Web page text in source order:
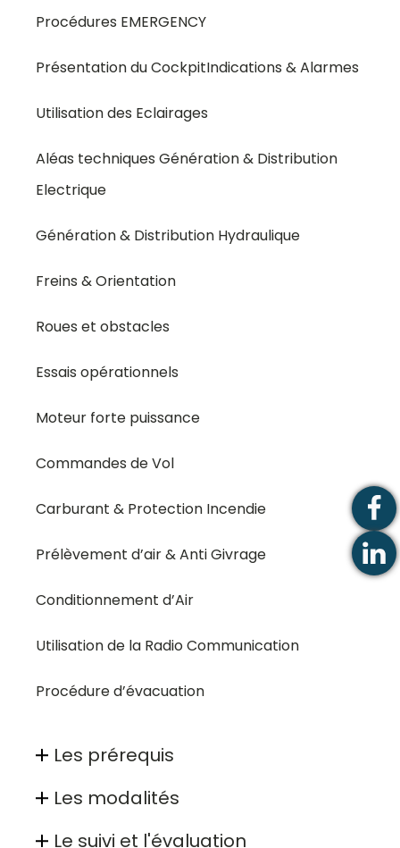
Procédures EMERGENCY
Présentation du CockpitIndications & Alarmes
Utilisation des Eclairages
Aléas techniques Génération & Distribution
Electrique
Génération & Distribution Hydraulique
Freins & Orientation
Roues et obstacles
Essais opérationnels
Moteur forte puissance
Commandes de Vol
Carburant & Protection Incendie
Prélèvement d’air & Anti Givrage
Conditionnement d’Air
Utilisation de la Radio Communication
Procédure d’évacuation
Les prérequis
Les modalités
Le suivi et l'évaluation